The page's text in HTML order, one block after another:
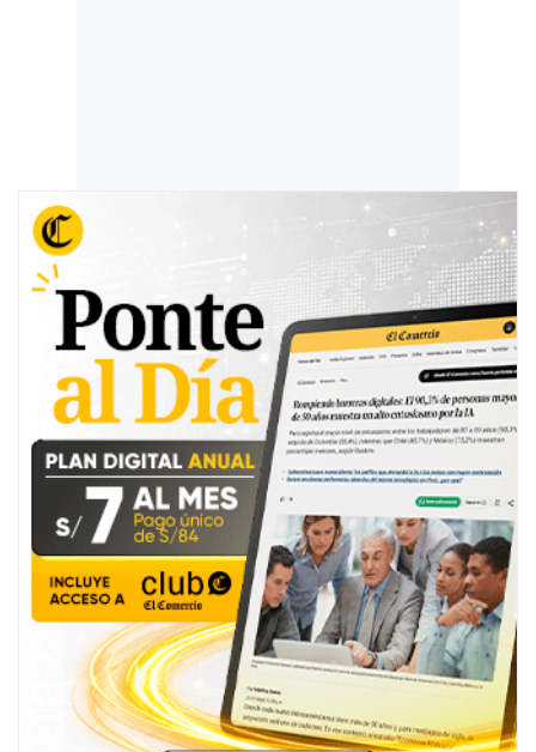
TE PUEDE INTERESAR
SpaceX hace historia al capturar cohetes con
brazos mecánicos: un paso clave hacia Marte
Intel presenta los procesadores Core Ultra 200S
con IA: eficiencia energética mejorada y
rendimiento avanzado
¿Cómo es un vuelo de los cazahuracanes? Así
son los aviones que ingresan al ojo del ciclón |